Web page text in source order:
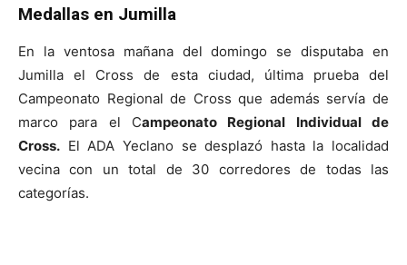
Medallas en Jumilla
En la ventosa mañana del domingo se disputaba en
Jumilla el Cross de esta ciudad, última prueba del
Campeonato Regional de Cross que además servía de
marco para el Campeonato Regional Individual de
Cross. El ADA Yeclano se desplazó hasta la localidad
vecina con un total de 30 corredores de todas las
categorías.